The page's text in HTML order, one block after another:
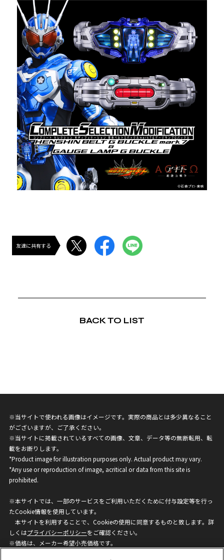
友達に共有する
BACK TO LIST
※当サイトで使われる画像はイメージです。実際の商品とは多少異なること
がございますが、ご了承ください。
※当サイトに掲載されているすべての画像、文章、データ等の無断転用、転
載をお断りします。
*Product image for illustration purposes only. Actual product may vary.
*Any use or reproduction of image, acritical or data from this site is
prohibited.
※本サイトでは、一部のサービスをご利用いただくために付与設定等を行っ
たCookie情報を使用しています。
本サイトを利用することで、Cookieの使用に同意するものと致します。詳
しくはプライバシーポリシーをご確認ください。
※価格は、メーカー希望小売価格です。